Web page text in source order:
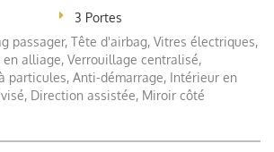
3 Portes
passager, Tête d'airbag, Vitres électriques,
en alliage, Verrouillage centralisé,
particules, Anti-démarrage, Intérieur en
Direction assistée, Miroir côté